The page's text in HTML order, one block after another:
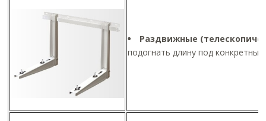
Раздвижные
подогнать длину под